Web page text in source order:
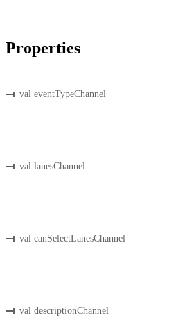
Properties
val eventTypeChannel
val lanesChannel
val canSelectLanesChannel
val descriptionChannel